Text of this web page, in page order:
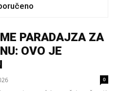
PARADAJZA ZA
OVO JE
0